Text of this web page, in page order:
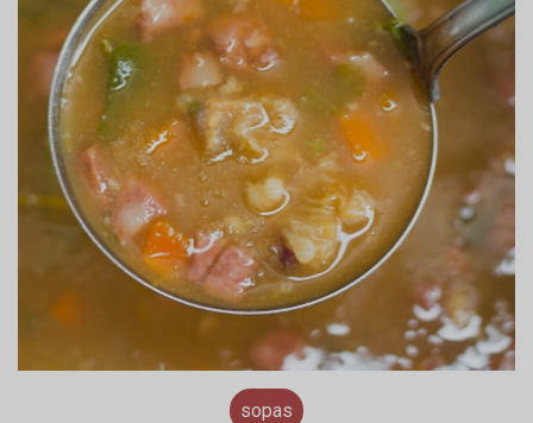
sopas